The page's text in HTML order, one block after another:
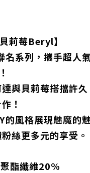
莉莓Beryl】
名系列，攜手超人
與貝莉莓搭擋許
！
的風格展現魅魔的
絲更多元的享受。
酯纖維20%